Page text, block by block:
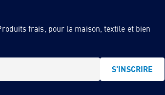
frais, pour la maison, textile et bien
S'INSCRIRE